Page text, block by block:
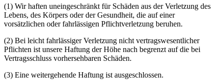
(1) Wir haften uneingeschränkt für Schäden aus der Verletzung des
Lebens, des Körpers oder der Gesundheit, die auf einer
vorsätzlichen oder fahrlässigen Pflichtverletzung beruhen.
(2) Bei leicht fahrlässiger Verletzung nicht vertragswesentlicher
Pflichten ist unsere Haftung der Höhe nach begrenzt auf die bei
Vertragsschluss vorhersehbaren Schäden.
(3) Eine weitergehende Haftung ist ausgeschlossen.